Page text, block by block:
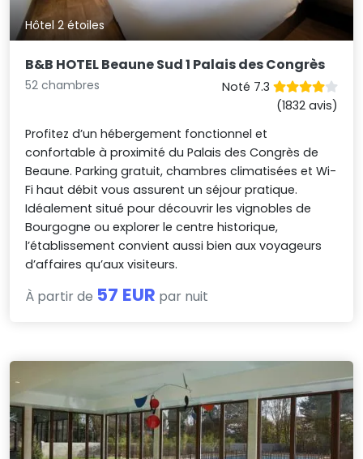
Hôtel 2 étoiles
B&B HOTEL Beaune Sud 1 Palais des Congrès
52 chambres
Noté 7.3
(1832 avis)
Profitez d’un hébergement fonctionnel et
confortable à proximité du Palais des Congrès de
Beaune. Parking gratuit, chambres climatisées et Wi-
Fi haut débit vous assurent un séjour pratique.
Idéalement situé pour découvrir les vignobles de
Bourgogne ou explorer le centre historique,
l’établissement convient aussi bien aux voyageurs
d’affaires qu’aux visiteurs.
À partir de 57 EUR par nuit